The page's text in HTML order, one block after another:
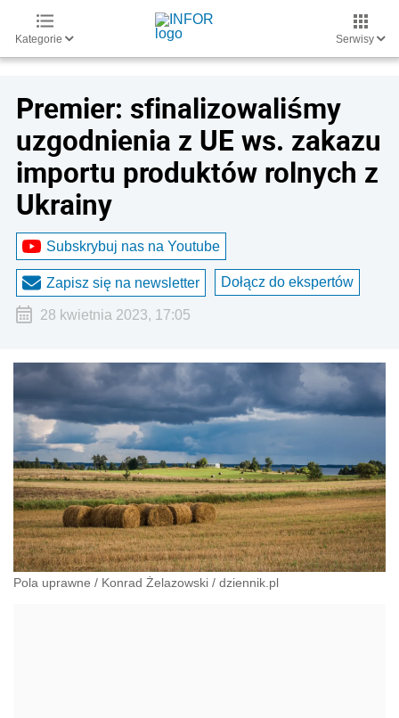
Kategorie Serwisy
Premier: sfinalizowaliśmy
uzgodnienia z UE ws. zakazu
importu produktów rolnych z
Ukrainy
Subskrybuj nas na Youtube
Zapisz się na newsletter Dołącz do ekspertów
28 kwietnia 2023, 17:05
Pola uprawne / Konrad Żelazowski / dziennik.pl